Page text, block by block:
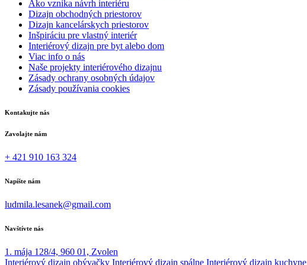
Ako vznika návrh interiéru
Dizajn obchodných priestorov
Dizajn kancelárskych priestorov
Inšpiráciu pre vlastný interiér
Interiérový dizajn pre byt alebo dom
Viac info o nás
Naše projekty interiérového dizajnu
Zásady ochrany osobných údajov
Zásady používania cookies
Kontakujte nás
Zavolajte nám
+ 421 910 163 324
Napíšte nám
ludmila.lesanek@gmail.com
Navštívte nás
1. mája 128/4, 960 01, Zvolen
Interiérový dizajn obývačky Interiérový dizajn spálne Interiérový dizajn kuchyne